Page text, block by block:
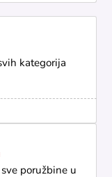
kategorija
poružbine u